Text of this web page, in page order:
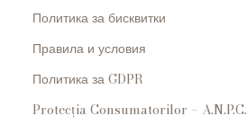
Политика за бисквитки
Правила и условия
Политика за GDPR
Protecția Consumatorilor – A.N.P.C.